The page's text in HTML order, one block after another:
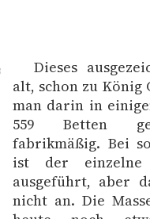
Dieses
alt, schon zu König
man darin in
559 Betten
fabrikmäßig. Bei
ist der
ausgeführt, aber
nicht an. Die